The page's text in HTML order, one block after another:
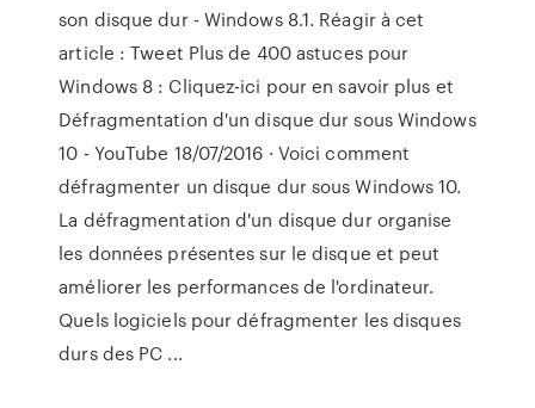
son disque dur - Windows 8.1. Réagir à cet
article : Tweet Plus de 400 astuces pour
Windows 8 : Cliquez-ici pour en savoir plus et
Défragmentation d'un disque dur sous Windows
10 - YouTube 18/07/2016 · Voici comment
défragmenter un disque dur sous Windows 10.
La défragmentation d'un disque dur organise
les données présentes sur le disque et peut
améliorer les performances de l'ordinateur.
Quels logiciels pour défragmenter les disques
durs des PC ...